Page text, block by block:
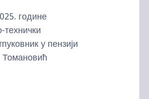
године
технички
у пензији